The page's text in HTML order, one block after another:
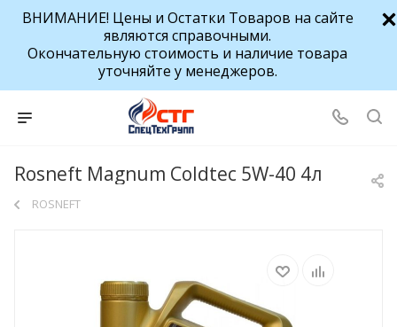
ВНИМАНИЕ! Цены и Остатки Товаров на сайте
являются справочными.
Окончательную стоимость и наличие товара
уточняйте у менеджеров.
Rosneft Magnum Coldtec 5W-40 4л
ROSNEFT